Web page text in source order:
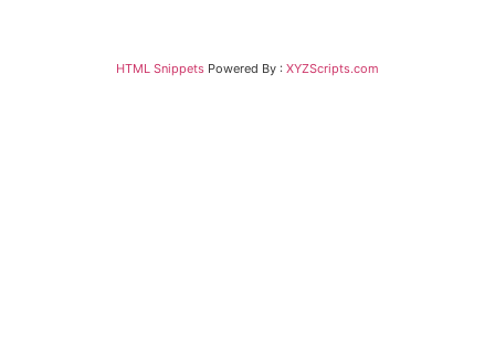
HTML Snippets Powered By : XYZScripts.com